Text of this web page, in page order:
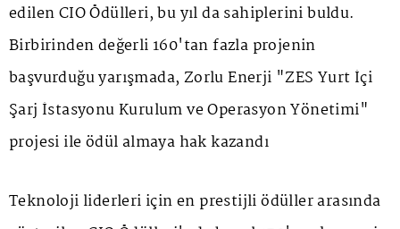
edilen CIO Ödülleri, bu yıl da sahiplerini buldu.
Birbirinden değerli 160'tan fazla projenin
başvurduğu yarışmada, Zorlu Enerji "ZES Yurt İçi
Şarj İstasyonu Kurulum ve Operasyon Yönetimi"
projesi ile ödül almaya hak kazandı
Teknoloji liderleri için en prestijli ödüller arasında